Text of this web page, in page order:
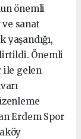
önemli
ve sanat
yaşandığı,
Önemli
ile gelen
Erdem Spor